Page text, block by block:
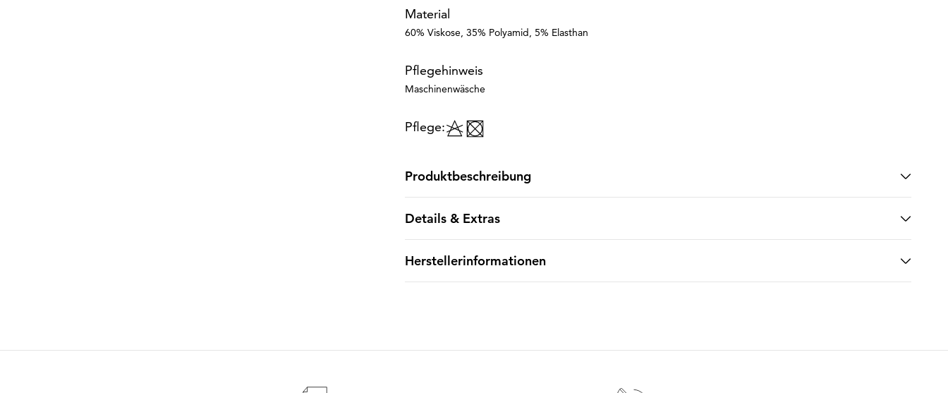
Material
60% Viskose, 35% Polyamid, 5% Elasthan
Pflegehinweis
Maschinenwäsche
Pflege:
Produktbeschreibung
Details & Extras
Herstellerinformationen